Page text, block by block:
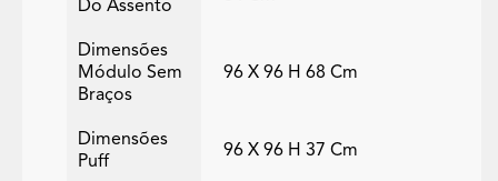
Do Assento
Dimensões
Módulo Sem
Braços
96 X 96 H 68 Cm
Dimensões
Puff
96 X 96 H 37 Cm